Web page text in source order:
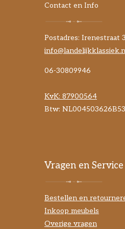
Contact en Info
Postadres: Irenestraat
06-30809946
KvK: 87900564
Btw: NL004503626B53
Vragen en Service
Bestellen en
Inkoop meubels
Overige vragen